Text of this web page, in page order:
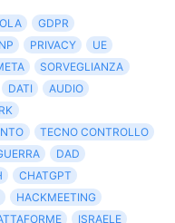
GDPR
PRIVACY
UE
SORVEGLIANZA
DATI
AUDIO
TECNO CONTROLLO
DAD
CHATGPT
HACKMEETING
ISRAELE